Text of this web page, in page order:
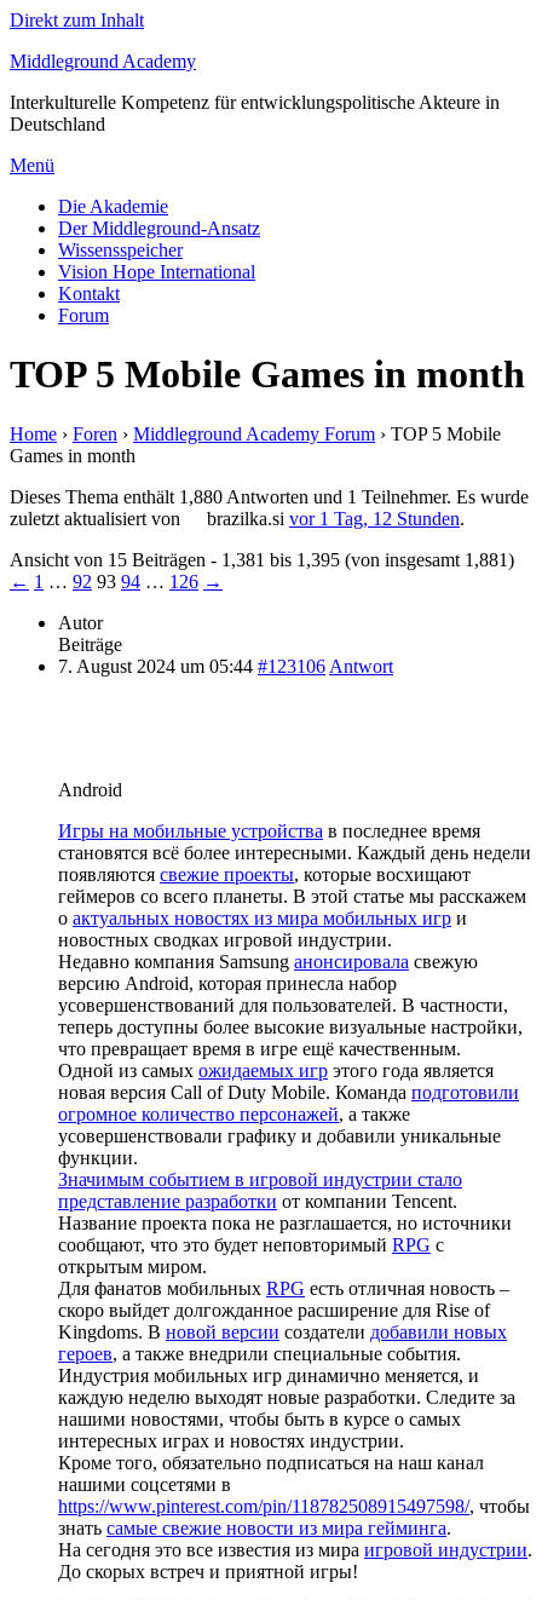
Direkt zum Inhalt
Middleground Academy
Interkulturelle Kompetenz für entwicklungspolitische Akteure in
Deutschland
Menü
Die Akademie
Der Middleground-Ansatz
Wissensspeicher
Vision Hope International
Kontakt
Forum
TOP 5 Mobile Games in month
Home › Foren › Middleground Academy Forum › TOP 5 Mobile
Games in month
Dieses Thema enthält 1,880 Antworten und 1 Teilnehmer. Es wurde
zuletzt aktualisiert von
brazilka.si vor 1 Tag, 12 Stunden.
Ansicht von 15 Beiträgen - 1,381 bis 1,395 (von insgesamt 1,881)
← 1 … 92 93 94 … 126 →
Autor
Beiträge
7. August 2024 um 05:44 #123106 Antwort
Android
Игры на мобильные устройства в последнее время
становятся всё более интересными. Каждый день недели
появляются свежие проекты, которые восхищают
геймеров со всего планеты. В этой статье мы расскажем
о актуальных новостях из мира мобильных игр и
новостных сводках игровой индустрии.
Недавно компания Samsung анонсировала свежую
версию Android, которая принесла набор
усовершенствований для пользователей. В частности,
теперь доступны более высокие визуальные настройки,
что превращает время в игре ещё качественным.
Одной из самых ожидаемых игр этого года является
новая версия Call of Duty Mobile. Команда подготовили
огромное количество персонажей, а также
усовершенствовали графику и добавили уникальные
функции.
Значимым событием в игровой индустрии стало
представление разработки от компании Tencent.
Название проекта пока не разглашается, но источники
сообщают, что это будет неповторимый RPG с
открытым миром.
Для фанатов мобильных RPG есть отличная новость –
скоро выйдет долгожданное расширение для Rise of
Kingdoms. В новой версии создатели добавили новых
героев, а также внедрили специальные события.
Индустрия мобильных игр динамично меняется, и
каждую неделю выходят новые разработки. Следите за
нашими новостями, чтобы быть в курсе о самых
интересных играх и новостях индустрии.
Кроме того, обязательно подписаться на наш канал
нашими соцсетями в
https://www.pinterest.com/pin/118782508915497598/, чтобы
знать самые свежие новости из мира гейминга.
На сегодня это все известия из мира игровой индустрии.
До скорых встреч и приятной игры!